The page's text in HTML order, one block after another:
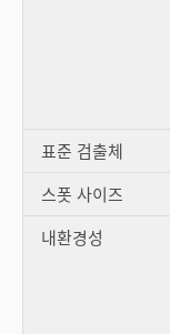
표준 검출체
스폿 사이즈
내환경성